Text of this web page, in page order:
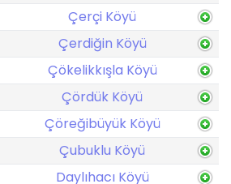
Çerçi Köyü
Çerdiğin Köyü
Çökelikkışla Köyü
Çördük Köyü
Çöreğibüyük Köyü
Çubuklu Köyü
Daylıhacı Köyü